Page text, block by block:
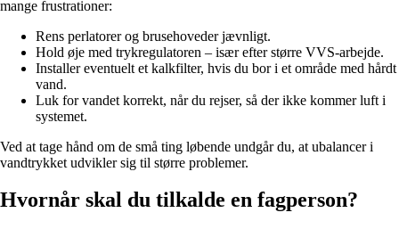
mange frustrationer:
Rens perlatorer og brusehoveder jævnligt.
Hold øje med trykregulatoren – især efter større VVS-arbejde.
Installer eventuelt et kalkfilter, hvis du bor i et område med hårdt
vand.
Luk for vandet korrekt, når du rejser, så der ikke kommer luft i
systemet.
Ved at tage hånd om de små ting løbende undgår du, at ubalancer i
vandtrykket udvikler sig til større problemer.
Hvornår skal du tilkalde en fagperson?